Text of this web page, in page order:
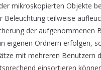
mikroskopierten Objekte
Beleuchtung teilweise
der aufgenommenen
eigenen Ordnern erfolgen,
mit mehreren Benutzern
einsortieren